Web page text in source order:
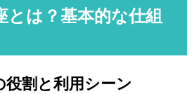
る場合の条件と注意点
の注意点
の相性（現金派・キャッシュレス
とは？基本的な仕組
役割と利用シーン